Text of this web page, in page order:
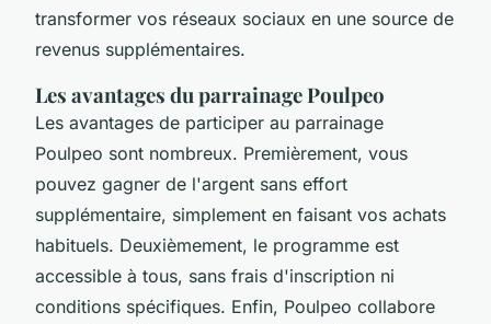
transformer vos réseaux sociaux en une source de
revenus supplémentaires.
Les avantages du parrainage Poulpeo
Les avantages de participer au parrainage
Poulpeo sont nombreux. Premièrement, vous
pouvez gagner de l'argent sans effort
supplémentaire, simplement en faisant vos achats
habituels. Deuxièmement, le programme est
accessible à tous, sans frais d'inscription ni
conditions spécifiques. Enfin, Poulpeo collabore